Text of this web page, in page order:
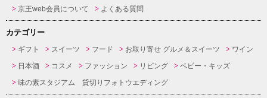
京王web会員について
よくある質問
カテゴリー
ギフト スイーツ フード お取り寄せ グルメ＆スイーツ
ワイン
日本酒
コスメ ファッション リビング
ベビー・キッズ
味の素スタジアム 貸切りフォトウエディング